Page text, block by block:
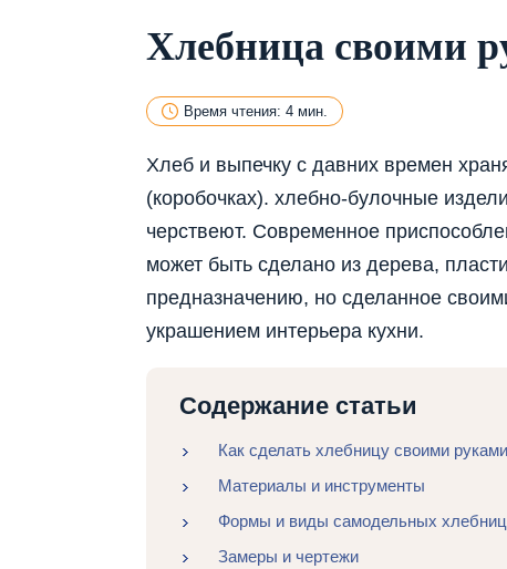
Хлебница своими
Время чтения: 4 мин.
Хлеб и выпечку с давних времен
(коробочках). хлебно-булочные
черствеют. Современное
может быть сделано из дерева,
предназначению, но сделанное
украшением интерьера кухни.
Содержание статьи
Как сделать хлебницу своими руками
Материалы и инструменты
Формы и виды самодельных хлебниц
Замеры и чертежи